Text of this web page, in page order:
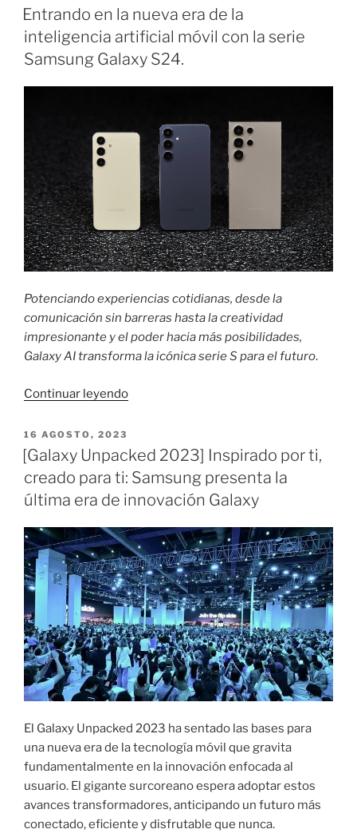
Cloud
se
unen
para
llevar
Generativa
Serie
Samsung
Galaxy
S24.»
EL
Entrando en la nueva era de la
inteligencia artificial móvil con la serie
Samsung Galaxy S24.
Potenciando experiencias cotidianas, desde la
comunicación sin barreras hasta la creatividad
impresionante y el poder hacia más posibilidades,
Galaxy AI transforma la icónica serie S para el futuro.
Continuar leyendo«Entrando
nueva
era
de
la
inteligencia
artificial
móvil
con
la
serie
Samsung
Galaxy
S24.»
PUBLICADO
EL
16 AGOSTO, 2023
[Galaxy Unpacked 2023] Inspirado por ti,
creado para ti: Samsung presenta la
última era de innovación Galaxy
El Galaxy Unpacked 2023 ha sentado las bases para
una nueva era de la tecnología móvil que gravita
fundamentalmente en la innovación enfocada al
usuario. El gigante surcoreano espera adoptar estos
avances transformadores, anticipando un futuro más
conectado, eficiente y disfrutable que nunca.